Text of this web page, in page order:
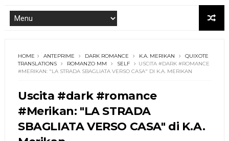
HOME ANTEPRIME DARK ROMANCE K.A. MERIKAN
QUIXOTE
TRANSLATIONS
ROMANZO MM SELF
USCITA #DARK #ROMANCE
#MERIKAN: "LA STRADA SBAGLIATA VERSO CASA" DI K.A. MERIKAN
Uscita #dark #romance
#Merikan: "LA STRADA
SBAGLIATA VERSO CASA" di K.A.